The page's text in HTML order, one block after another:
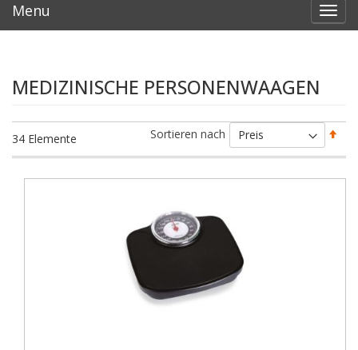
Menu
MEDIZINISCHE PERSONENWAAGEN
34 Elemente Sortieren nach